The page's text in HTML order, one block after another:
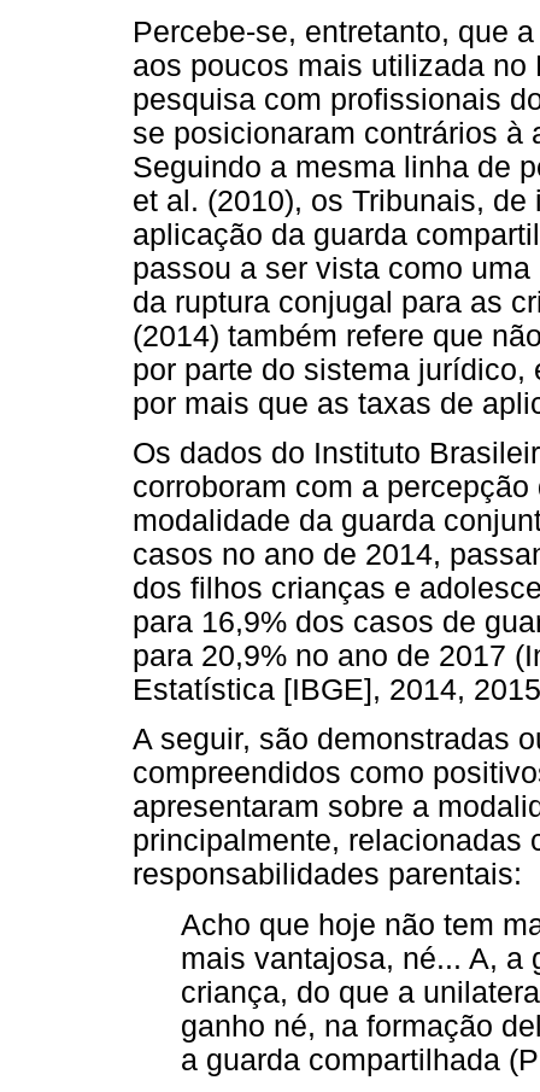
Percebe-se, entretanto, que
aos poucos mais utilizada
pesquisa com profissionais
se posicionaram contrários à
Seguindo a mesma linha de
et al. (2010), os Tribunais,
aplicação da guarda
passou a ser vista como
da ruptura conjugal para as
(2014) também refere que
por parte do sistema
por mais que as taxas de
Os dados do Instituto
corroboram com a
modalidade da guarda
casos no ano de 2014,
dos filhos crianças e
para 16,9% dos casos de
para 20,9% no ano de 2017
Estatística [IBGE], 2014,
A seguir, são demonstradas
compreendidos como
apresentaram sobre a
principalmente, relacionadas
responsabilidades parentais:
Acho que hoje não tem
mais vantajosa, né... A, a
criança, do que a
ganho né, na formação
a guarda compartilhada